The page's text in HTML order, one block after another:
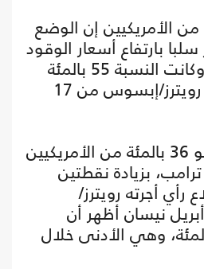
63 بالمئة من الأمريكيين إن الوضع
بارتفاع أسعار الوقود
في الآونة الأخيرة، وكانت النسبة 55 بالمئة
في استطلاع أجرته رويترز/إبسوس من 17
ومقابل ذلك، عبر نحو 36 بالمئة من الأمريكيين
بزيادة نقطتين
أجرته رويترز/
نيسان أظهر أن
بلغت 34 بالمئة، وهي الأدنى خلال